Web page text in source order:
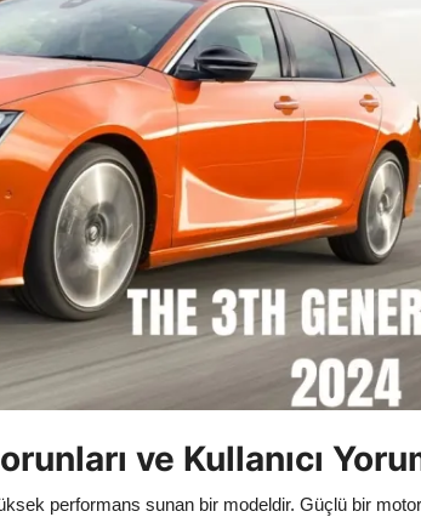
ve Kullanıcı
performans sunan bir modeldir. Güçlü bir